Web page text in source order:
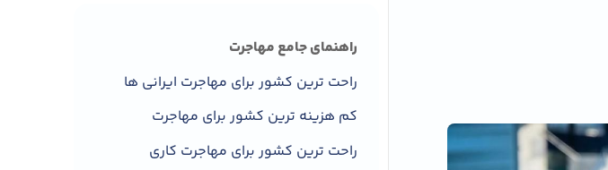
دیدگاهتان را بنویسید لغو پاسخ
راهنمای جامع مهاجرت
راحت ترین کشور برای مهاجرت ایرانی ها
کم هزینه ترین کشور برای مهاجرت
راحت ترین کشور برای مهاجرت کاری